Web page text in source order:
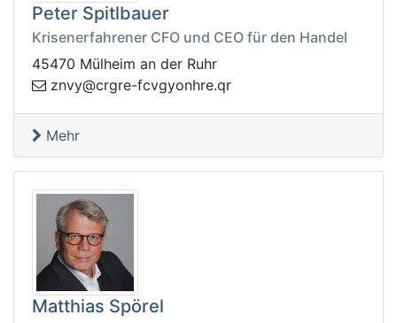
Peter Spitlbauer
Krisenerfahrener CFO und CEO für den Handel
45470 Mülheim an der Ruhr
rq.erhnoygvcf-ergrc@y
vnz
Mehr
Matthias Spörel